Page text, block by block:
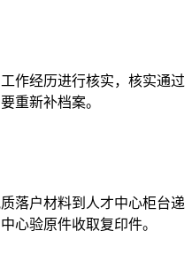
作经历进行核实，核实通过
重新补档案。
落户材料到人才中心柜台递
心验原件收取复印件。